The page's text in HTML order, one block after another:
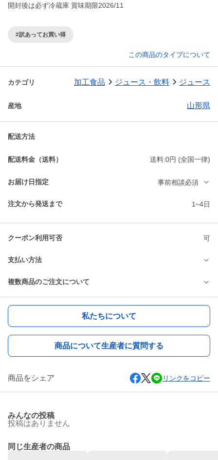
開封後は必ず冷蔵庫 賞味期限2026/11
#訳あってお買い得
この商品のタイプについて
カテゴリ 加工食品 ジュース・飲料 ジュース
産地 山形県
配送方法
配送料金（送料） 送料:0円 (全国一律)
お届け日指定 事前相談必須
注文から発送まで 1~4日
クーポン利用可否 可
支払い方法
複数商品のご注文について
私たちについて
商品について生産者に質問する
商品をシェア リンクをコピー
みんなの投稿
投稿はありません
同じ生産者の商品